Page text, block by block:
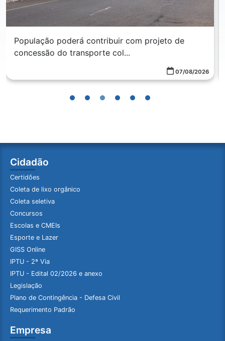
População poderá contribuir com projeto de
concessão do transporte col...
07/08/2026
Cidadão
Certidões
Coleta de lixo orgânico
Coleta seletiva
Concursos
Escolas e CMEIs
Esporte e Lazer
GISS Online
IPTU - 2ª Via
IPTU - Edital 02/2026 e anexo
Legislação
Plano de Contingência - Defesa Civil
Requerimento Padrão
Empresa